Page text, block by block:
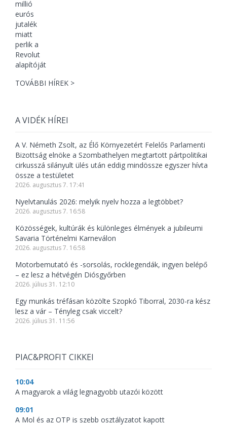
TOVÁBBI HÍREK >
A VIDÉK HÍREI
A V. Németh Zsolt, az Élő Környezetért Felelős Parlamenti
Bizottság elnöke a Szombathelyen megtartott pártpolitikai
cirkusszá silányult ülés után eddig mindössze egyszer hívta
össze a testületet
2026. augusztus 7. 17:41
Nyelvtanulás 2026: melyik nyelv hozza a legtöbbet?
2026. augusztus 7. 16:58
Közösségek, kultúrák és különleges élmények a jubileumi
Savaria Történelmi Karneválon
2026. augusztus 7. 16:58
Motorbemutató és -sorsolás, rocklegendák, ingyen belépő
– ez lesz a hétvégén Diósgyőrben
2026. július 31. 12:10
Egy munkás tréfásan közölte Szopkó Tiborral, 2030-ra kész
lesz a vár – Tényleg csak viccelt?
2026. július 31. 11:56
PIAC&PROFIT CIKKEI
10:04
A magyarok a világ legnagyobb utazói között
09:01
A Mol és az OTP is szebb osztályzatot kapott